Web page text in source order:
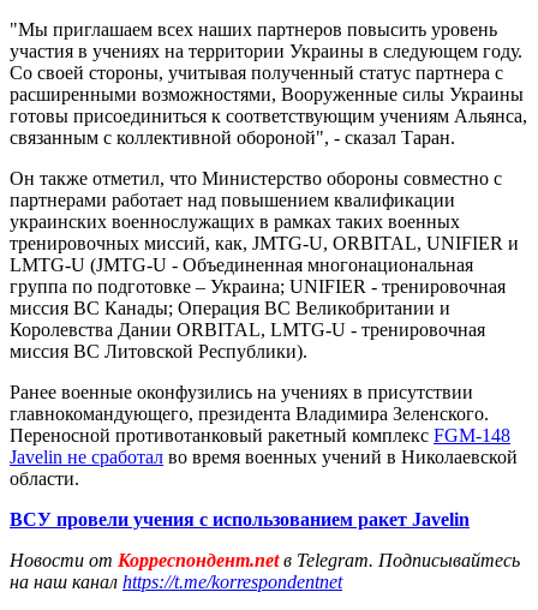
"Мы приглашаем всех наших партнеров повысить уровень
участия в учениях на территории Украины в следующем году.
Со своей стороны, учитывая полученный статус партнера с
расширенными возможностями, Вооруженные силы Украины
готовы присоединиться к соответствующим учениям Альянса,
связанным с коллективной обороной", - сказал Таран.
Он также отметил, что Министерство обороны совместно с
партнерами работает над повышением квалификации
украинских военнослужащих в рамках таких военных
тренировочных миссий, как, JMTG-U, ORBITAL, UNIFIER и
LMTG-U (JMTG-U - Объединенная многонациональная
группа по подготовке – Украина; UNIFIER - тренировочная
миссия ВС Канады; Операция ВС Великобритании и
Королевства Дании ORBITAL, LMTG-U - тренировочная
миссия ВС Литовской Республики).
Ранее военные оконфузились на учениях в присутствии
главнокомандующего, президента Владимира Зеленского.
Переносной противотанковый ракетный комплекс FGM-148
Javelin не сработал во время военных учений в Николаевской
области.
ВСУ провели учения с использованием ракет Javelin
Новости от Корреспондент.netв Telegram. Подписывайтесь
на наш канал https://t.me/korrespondentnet